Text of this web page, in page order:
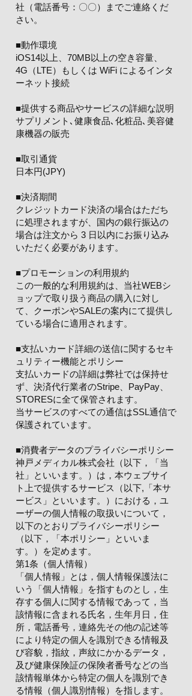
社（電話番号：〇〇）までご連絡くだ
さい。
​■動作環境
iOS14以上、70MB以上の空き容量、
4G（LTE）もしくは WiFi によるインタ
ーネット接続
■提供する商品やサービスの詳細な説明
サプリメント､健康食品､化粧品､美容健
康機器の販売
■取引通貨
日本円(JPY)
​■決済期間
クレジットカード決済の場合はただち
に処理されますが、国内の銀行振込の
場合は注文から 3 日以内にお振り込み
いただく必要があります。
■プロモーションの利用規約
この一般的な利用規約は、当社WEBシ
ョップで取り扱う商品の購入に対し
て、クーポンやSALEの案内にて提供し
ている場合に適用されます。
■支払いカード詳細の送信に関するセキ
ュリティー機能とポリシー
支払いカードの詳細は弊社では保持せ
ず、決済代行業者のStripe、PayPay、
STORESに全て保管されます。
当サービスのすべての通信はSSL通信で
保護されています。
■消費者データのプライバシーポリシー
神戸メディカル株式会社（以下，「当
社」といいます。）は，本ウェブサイ
ト上で提供するサービス（以下,「本サ
ービス」といいます。）における，ユ
ーザーの個人情報の取扱いについて，
以下のとおりプライバシーポリシー
（以下，「本ポリシー」といいま
す。）を定めます。
第1条（個人情報）
「個人情報」とは，個人情報保護法に
いう「個人情報」を指すものとし，生
存する個人に関する情報であって，当
該情報に含まれる氏名，生年月日，住
所，電話番号，連絡先その他の記述等
により特定の個人を識別できる情報及
び容貌，指紋，声紋にかかるデータ，
及び健康保険証の保険者番号などの当
該情報単体から特定の個人を識別でき
る情報（個人識別情報）を指します。